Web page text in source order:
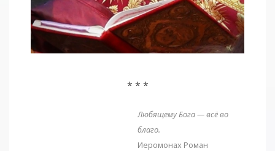
* * *
Любящему Бога — всё во
благо.
Иеромонах Роман